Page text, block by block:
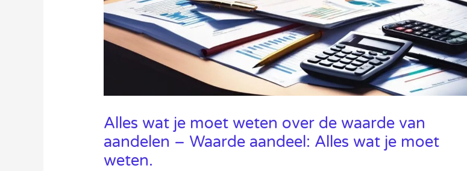
Alles wat je moet weten over de waarde van
aandelen – Waarde aandeel: Alles wat je moet
weten.